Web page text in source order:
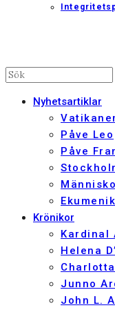
Nyhetsartiklar
Påve Leo
Påve
Ekumenik
Krönikor
Kardinal
Helena
Junno
John L.